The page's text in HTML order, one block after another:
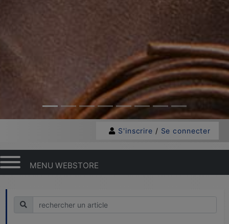
S'inscrire / Se connecter
MENU WEBSTORE
Recherche